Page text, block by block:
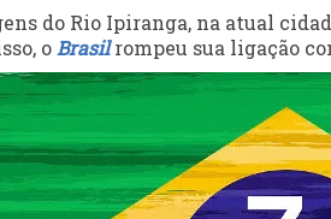
do Rio Ipiranga, na atual
oBrasilrompeu sua ligação